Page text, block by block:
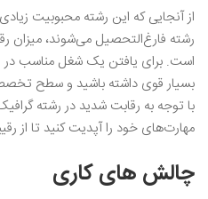
از آنجایی که این رشته محبوبیت
رشته فارغ‌التحصیل می‌شوند، میزان
است. برای یافتن یک شغل مناسب در
بسیار قوی داشته باشید و سطح
با توجه به رقابت شدید در رشته
مهارت‌های خود را آپدیت کنید تا از
چالش‌ های کاری